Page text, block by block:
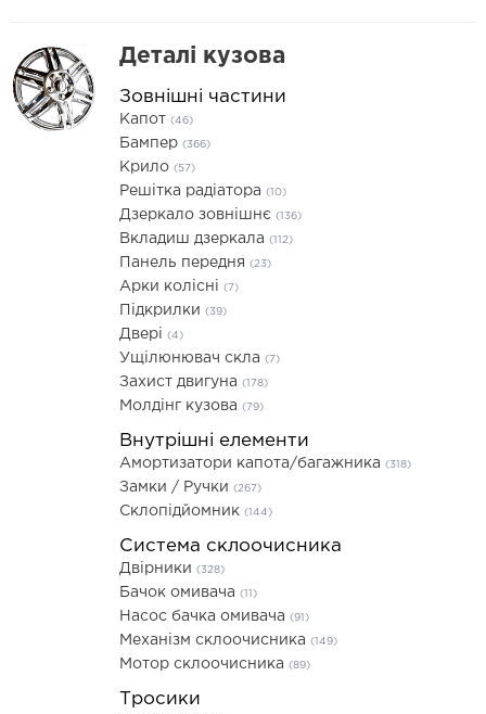
Деталі кузова
Зовнішні частини
Капот (46)
Бампер (366)
Крило (57)
Решітка радіатора (10)
Дзеркало зовнішнє (136)
Вкладиш дзеркала (112)
Панель передня (23)
Арки колісні (7)
Підкрилки (39)
Двері (4)
Ущілюнювач скла (7)
Захист двигуна (178)
Молдінг кузова (79)
Внутрішні елементи
Амортизатори капота/багажника (318)
Замки / Ручки (267)
Склопідйомник (144)
Система склоочисника
Двірники (328)
Бачок омивача (11)
Насос бачка омивача (91)
Механізм склоочисника (149)
Мотор склоочисника (89)
Тросики